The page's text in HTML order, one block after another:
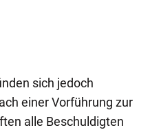
sich jedoch
einer Vorführung zur
alle Beschuldigten